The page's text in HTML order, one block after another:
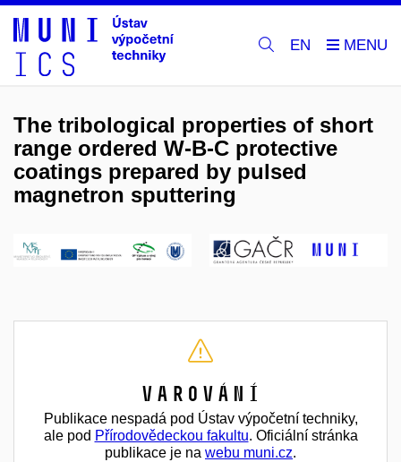
EN
The tribological properties of short
range ordered W-B-C protective
coatings prepared by pulsed
magnetron sputtering
Varování
Publikace nespadá pod Ústav výpočetní techniky,
ale pod Přírodovědeckou fakultu. Oficiální stránka
publikace je na webu muni.cz.